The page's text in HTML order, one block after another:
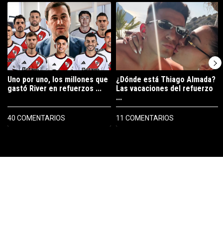
Un artículo de tendencia con el título "Uno por uno, los millones
Uno por uno, los millones que
gastó River en refuerzos ...
40 COMENTARIOS
Un artículo de tendencia con el
¿Dónde está Thiago Almada?
Las vacaciones del refuerzo
...
11 COMENTARIOS